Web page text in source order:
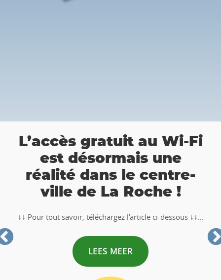
L’accès gratuit au Wi-Fi
est désormais une
réalité dans le centre-
ville de La Roche !
↓↓ Pour tout savoir, téléchargez l'article ci-dessous ↓↓...
LEES MEER